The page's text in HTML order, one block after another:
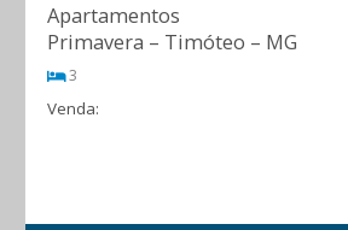
Apartamentos
Primavera – Timóteo – MG
3
Venda: